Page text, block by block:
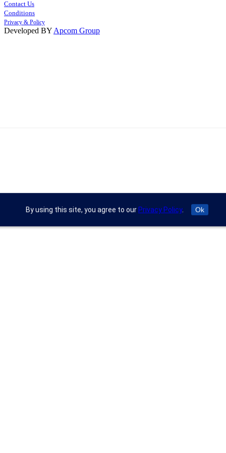
Contact Us
Conditions
Privacy & Policy
Developed BY Apcom Group
By using this site, you agree to our Privacy Policy. Ok